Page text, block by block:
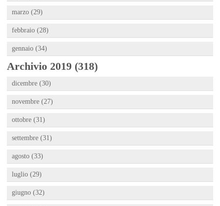
marzo (29)
febbraio (28)
gennaio (34)
Archivio 2019 (318)
dicembre (30)
novembre (27)
ottobre (31)
settembre (31)
agosto (33)
luglio (29)
giugno (32)